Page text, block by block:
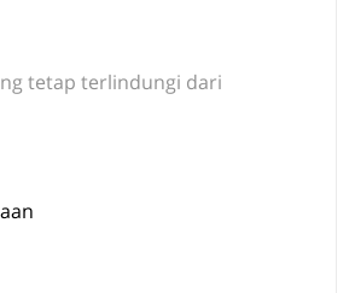
tetap terlindungi dari